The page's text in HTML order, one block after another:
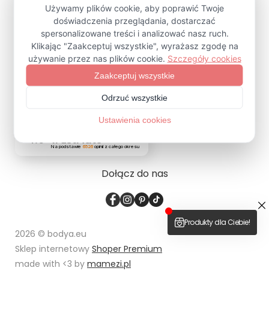
Zapisz się na Newsletter
ZAPISZ SIĘ
4.9
Na podstawie 6526opinii z całego okresu
Dołącz do nas
2026 © bodya.eu
Sklep internetowy Shoper Premium
made with <3 by mamezi.pl